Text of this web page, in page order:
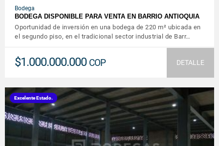
Bodega
BODEGA DISPONIBLE PARA VENTA EN BARRIO ANTIOQUIA
Oportunidad de inversión en una bodega de 220 m² ubicada en
el segundo piso, en el tradicional sector industrial de Barr…
$1.000.000.000 COP DETALLE
Excelente Estado.